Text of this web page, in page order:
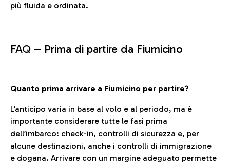
più fluida e ordinata.
FAQ – Prima di partire da Fiumicino
Quanto prima arrivare a Fiumicino per partire?
L’anticipo varia in base al volo e al periodo, ma è
importante considerare tutte le fasi prima
dell’imbarco: check-in, controlli di sicurezza e, per
alcune destinazioni, anche i controlli di immigrazione
e dogana. Arrivare con un margine adeguato permette